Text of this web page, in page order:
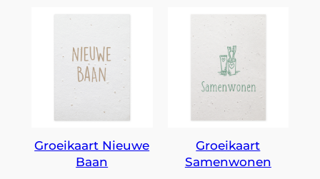
Groeikaart Nieuwe
Baan
Groeikaart
Samenwonen